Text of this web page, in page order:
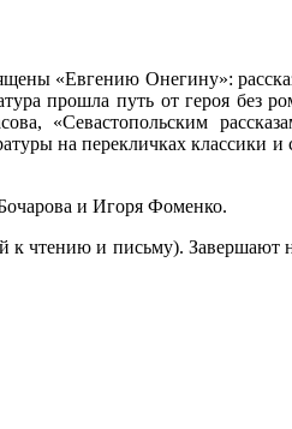
«Евгению Онегину»:
прошла путь от героя без
«Севастопольским
на перекличках классики
и Игоря Фоменко.
к чтению и письму). Завершают